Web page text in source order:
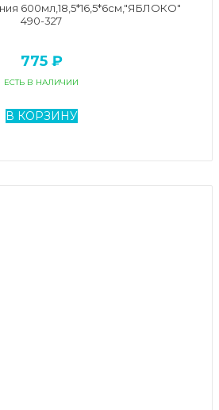
600мл,18,5*16,5*6см,"ЯБЛОКО"
490-327
775 ₽
ЕСТЬ В НАЛИЧИИ
В КОРЗИНУ